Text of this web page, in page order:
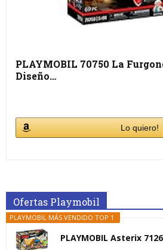
PLAYMOBIL 70750 La
Diseño…
Lo quiero!
Ofertas Playmobil
PLAYMOBIL MÁS VENDIDO TOP 1
PLAYMOBIL Asterix